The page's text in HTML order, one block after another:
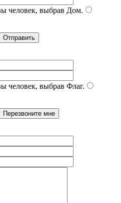
человек, выбрав Дом.
человек, выбрав Флаг.